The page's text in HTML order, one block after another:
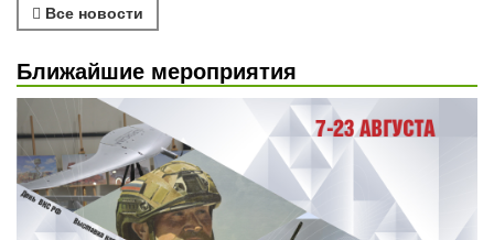
Все новости
Ближайшие мероприятия